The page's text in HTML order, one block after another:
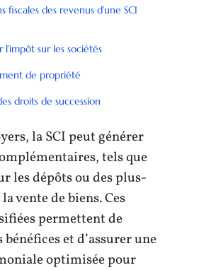
fiscales des revenus d’une SCI
sur les sociétés
de propriété
droits de succession
la SCI peut générer
tels que
les dépôts ou des plus-
vente de biens. Ces
permettent de
et d’assurer une
optimisée pour